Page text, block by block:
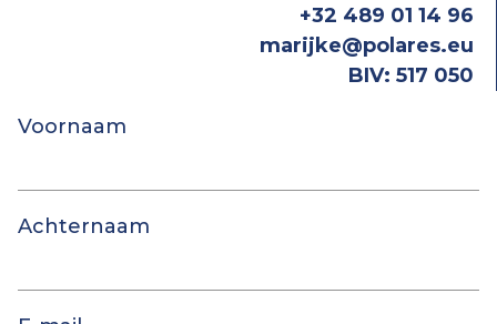
+32 489 01 14 96
marijke@polares.eu
BIV: 517 050
Voornaam
Achternaam